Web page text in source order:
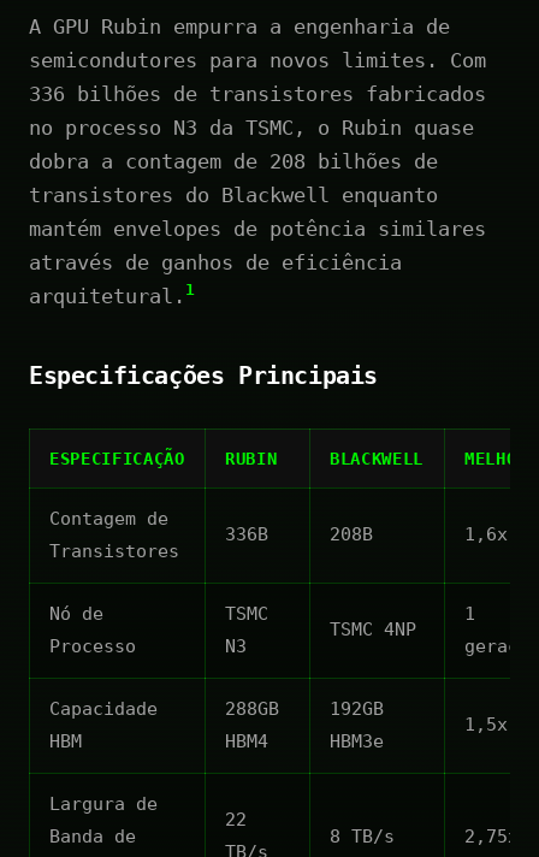
A GPU Rubin empurra a engenharia de
semicondutores para novos limites. Com
336 bilhões de transistores fabricados
no processo N3 da TSMC, o Rubin quase
dobra a contagem de 208 bilhões de
transistores do Blackwell enquanto
mantém envelopes de potência similares
através de ganhos de eficiência
arquitetural. 1
Especificações Principais
ESPECIFICAÇÃO RUBIN BLACKWELL
Contagem de
Transistores
336B 208B 1,6x
Nó de
Processo
TSMC
N3
TSMC 4NP
1
geração
Capacidade
HBM
288GB
HBM4
192GB
HBM3e
1,5x
Largura de
Banda de
22
TB/s
8 TB/s 2,75x